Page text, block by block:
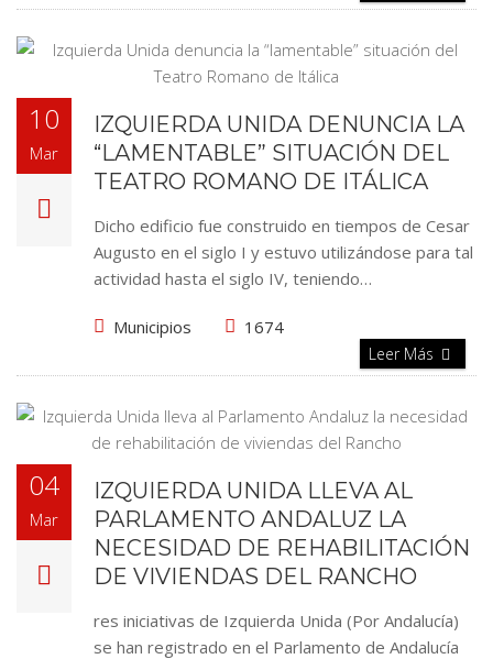
10
Mar
IZQUIERDA UNIDA DENUNCIA LA
“LAMENTABLE” SITUACIÓN DEL
TEATRO ROMANO DE ITÁLICA
Dicho edificio fue construido en tiempos de Cesar
Augusto en el siglo I y estuvo utilizándose para tal
actividad hasta el siglo IV, teniendo…
Municipios 1674
Leer Más
04
Mar
IZQUIERDA UNIDA LLEVA AL
PARLAMENTO ANDALUZ LA
NECESIDAD DE REHABILITACIÓN
DE VIVIENDAS DEL RANCHO
res iniciativas de Izquierda Unida (Por Andalucía)
se han registrado en el Parlamento de Andalucía